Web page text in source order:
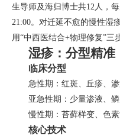
生导师及海归博士共12人，
21:00。对迁延不愈的慢性湿
用“中西医结合+物理修复”三
湿疹：分型精准
临床分型
急性期：红斑、丘疹、渗
亚急性期：少量渗液、鳞
慢性期：苔藓样变、色素
核心技术